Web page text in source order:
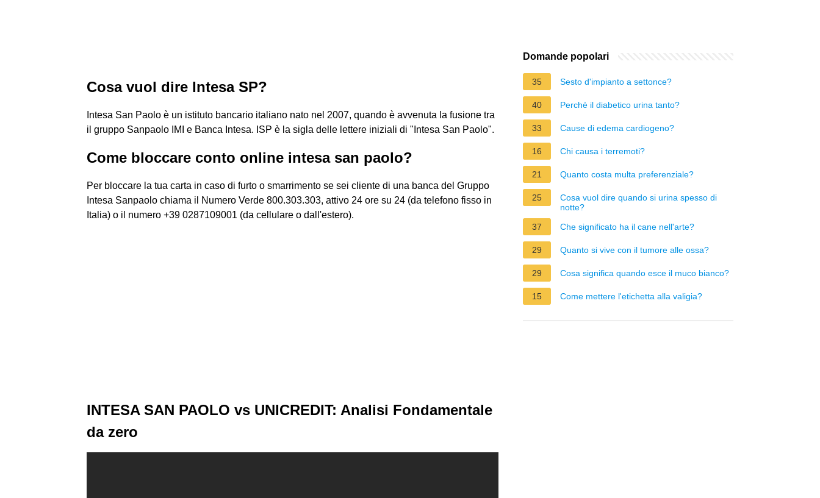
Cosa vuol dire Intesa SP?
Intesa San Paolo è un istituto bancario italiano nato nel 2007, quando è avvenuta la fusione tra
il gruppo Sanpaolo IMI e Banca Intesa. ISP è la sigla delle lettere iniziali di "Intesa San Paolo".
Come bloccare conto online intesa san paolo?
Per bloccare la tua carta in caso di furto o smarrimento se sei cliente di una banca del Gruppo
Intesa Sanpaolo chiama il Numero Verde 800.303.303, attivo 24 ore su 24 (da telefono fisso in
Italia) o il numero +39 0287109001 (da cellulare o dall'estero).
INTESA SAN PAOLO vs UNICREDIT: Analisi Fondamentale
da zero
Domande popolari
35 Sesto d'impianto a settonce?
40 Perchè il diabetico urina tanto?
33 Cause di edema cardiogeno?
16 Chi causa i terremoti?
21 Quanto costa multa preferenziale?
25
Cosa vuol dire quando si urina spesso di
notte?
37
Che significato ha il cane nell'arte?
29 Quanto si vive con il tumore alle ossa?
29 Cosa significa quando esce il muco bianco?
15 Come mettere l'etichetta alla valigia?